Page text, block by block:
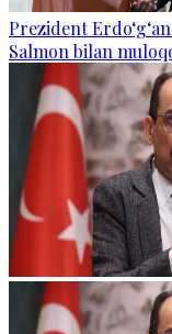
Prezident
Salmon bilan